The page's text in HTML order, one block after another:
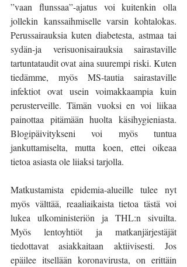
”vaan flunssaa”-ajatus voi kuitenkin olla
jollekin kanssaihmiselle varsin kohtalokas.
Perussairauksia kuten diabetesta, astmaa tai
sydän-ja verisuonisairauksia sairastaville
tartuntataudit ovat aina suurempi riski. Kuten
tiedämme, myös MS-tautia sairastaville
infektiot ovat usein voimakkaampia kuin
perusterveille. Tämän vuoksi en voi liikaa
painottaa pitämään huolta käsihygieniasta.
Blogipäivitykseni voi myös tuntua
jankuttamiselta, mutta koen, ettei oikeaa
tietoa asiasta ole liiaksi tarjolla.
Matkustamista epidemia-alueille tulee nyt
myös välttää, reaaliaikaista tietoa tästä voi
lukea ulkoministeriön ja THL:n sivuilta.
Myös lentoyhtiöt ja matkanjärjestäjät
tiedottavat asiakkaitaan aktiivisesti. Jos
epäilee itsellään koronavirusta, on erittäin